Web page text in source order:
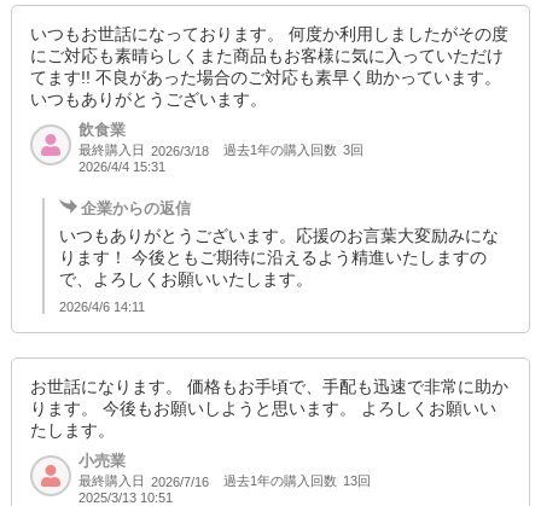
いつもお世話になっております。 何度か利用しましたがその度
にご対応も素晴らしくまた商品もお客様に気に入っていただけ
てます!! 不良があった場合のご対応も素早く助かっています。
いつもありがとうございます。
飲食業
最終購入日 2026/3/18 過去1年の購入回数 3回
2026/4/4 15:31
企業からの返信
いつもありがとうございます。応援のお言葉大変励みにな
ります！ 今後ともご期待に沿えるよう精進いたしますの
で、よろしくお願いいたします。
2026/4/6 14:11
お世話になります。 価格もお手頃で、手配も迅速で非常に助か
ります。 今後もお願いしようと思います。 よろしくお願いい
たします。
小売業
最終購入日 2026/7/16 過去1年の購入回数 13回
2025/3/13 10:51